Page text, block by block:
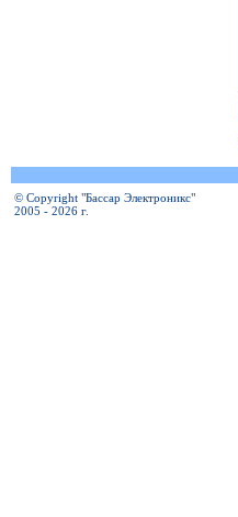
© Copyright "Бассар Электроникс"
2005 - 2026 г.